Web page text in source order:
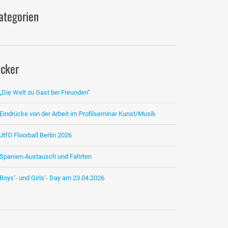
„Die Welt zu Gast bei Freunden“
Eindrücke von der Arbeit im Profilseminar Kunst/Musik
JtfO Floorball Berlin 2026
Spanien-Austausch und Fahrten
Boys‘- und Girls‘- Day am 23.04.2026